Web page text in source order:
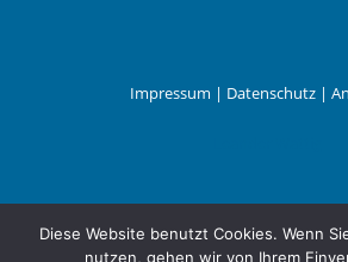
Impressum | Datenschutz |
Diese Website benutzt Cookies. Wenn
nutzen, gehen wir von Ihrem